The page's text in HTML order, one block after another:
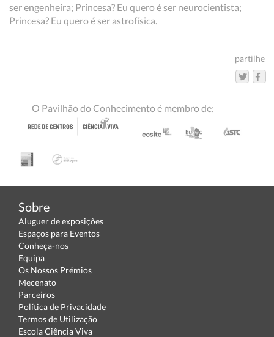
ser engenheira; Princesa? Eu quero é ser neurocientista;
Princesa? Eu quero é ser astrofísica.
partilhe
O Pavilhão do Conhecimento é membro de:
Sobre
Aluguer de exposições
Espaços para Eventos
Conheça-nos
Equipa
Os Nossos Prémios
Mecenato
Parceiros
Política de Privacidade
Termos de Utilização
Escola Ciência Viva